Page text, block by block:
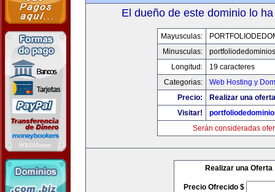
El dueño de este dominio lo
Mayusculas:
Minusculas:
Longitud:
19 caracteres
Categorias:
Web Hosting y
Precio:
Realizar una
Visitar!
Serán consideradas
Realizar una Oferta
Precio Ofrecido $